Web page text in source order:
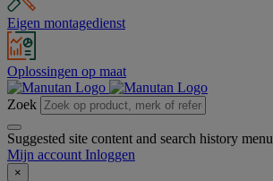
Eigen montagedienst
Oplossingen op maat
Zoek
Suggested site content and search history menu
Mijn account Inloggen
×